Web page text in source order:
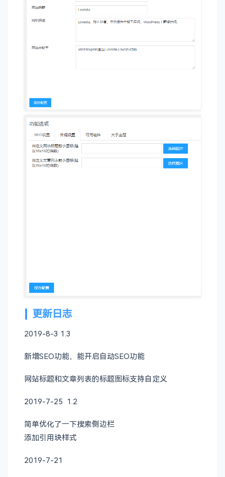
更新日志
2019-8-3 1.3
新增SEO功能，能开启自动SEO功能
网站标题和文章列表的标题图标支持自定义
2019-7-25 1.2
简单优化了一下搜索侧边栏
添加引用块样式
2019-7-21